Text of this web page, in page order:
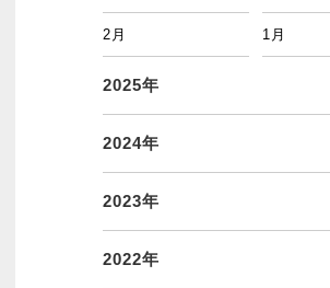
2月 1月
2025年
2024年
2023年
2022年